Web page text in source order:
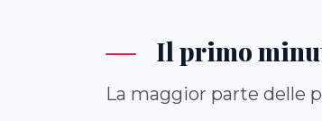
Il primo
La maggior parte delle